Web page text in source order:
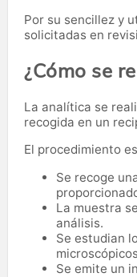
Por su sencillez y
solicitadas en
¿Cómo se
La analítica se
recogida en un
El procedimiento
Se recoge
La muestra
análisis.
Se estudian
Se emite un